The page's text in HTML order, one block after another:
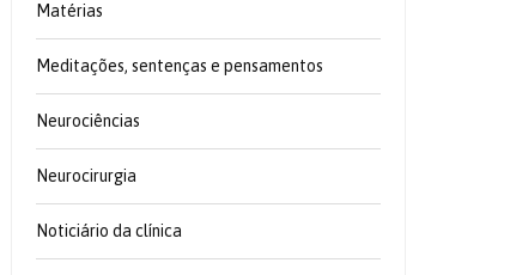
Matérias
Meditações, sentenças e pensamentos
Neurociências
Neurocirurgia
Noticiário da clínica